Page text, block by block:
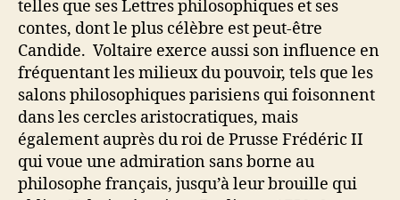
telles que ses Lettres philosophiques et ses
contes, dont le plus célèbre est peut-être
Candide. Voltaire exerce aussi son influence en
fréquentant les milieux du pouvoir, tels que les
salons philosophiques parisiens qui foisonnent
dans les cercles aristocratiques, mais
également auprès du roi de Prusse Frédéric II
qui voue une admiration sans borne au
philosophe français, jusqu’à leur brouille qui